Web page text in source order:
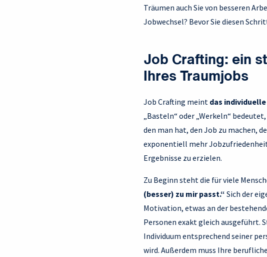
Träumen auch Sie von besseren
Jobwechsel? Bevor Sie diesen
Job Crafting: ein
Ihres Traumjobs
Job Crafting meint das
„Basteln“ oder „Werkeln“
den man hat, den Job zu machen,
exponentiell mehr
Ergebnisse zu erzielen.
Zu Beginn steht die für viele
(besser) zu mir passt.“ Sich der
Motivation, etwas an der
Personen exakt gleich ausgeführt.
Individuum entsprechend seiner
wird. Außerdem muss Ihre